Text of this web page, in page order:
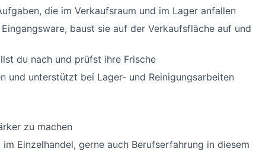
die im Verkaufsraum und im Lager anfallen
baust sie auf der Verkaufsfläche auf und
du nach und prüfst ihre Frische
und unterstützt bei Lager- und Reinigungsarbeiten
zu machen
Einzelhandel, gerne auch Berufserfahrung in diesem